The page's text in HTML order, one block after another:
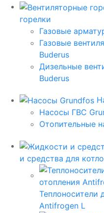
горелки
Газовые
Газовые
Buderus
Дизельные
Buderus
Насосы ГВС
Отопительные
и средства для
Теплоносители
Antifrogen L